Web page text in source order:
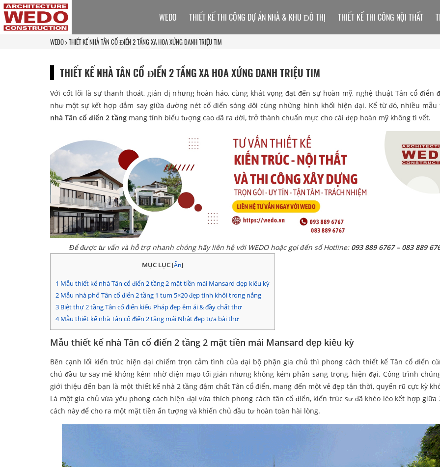
WEDO THIẾT KẾ NHÀ TÂN CỔ ĐIỂN 2 TẦNG XA HOA XỨNG DANH TRIỆU TIM
THIẾT KẾ NHÀ TÂN CỔ ĐIỂN 2 TẦNG XA HOA XỨNG DANH TRIỆU TIM
Với cốt lõi là sự thanh thoát, giản dị nhưng hoàn hảo, cùng khát vọng đạt đến sự hoàn mỹ, nghệ thuật Tân cổ điển
như một sự kết hợp đắm say giữa đường nét cổ điển sóng đôi cùng những hình khối hiện đại. Kể từ đó, nhiều mẫu
nhà Tân cổ điển 2 tầng mang tính biểu tượng cao đã ra đời, trở thành chuẩn mực cho cái đẹp hoàn mỹ không tì vết.
Để được tư vấn và hỗ trợ nhanh chóng hãy liên hệ với WEDO hoặc gọi đến số Hotline: 093 889 6767 – 083 889
MỤC LỤC [Ẩn]
1 Mẫu thiết kế nhà Tân cổ điển 2 tầng 2 mặt tiền mái Mansard dẹp kiêu kỳ
2 Mẫu nhà phố Tân cổ điển 2 tầng 1 tum 5×20 đẹp tinh khôi trong nắng
3 Biệt thự 2 tầng Tân cổ điển kiểu Pháp đẹp êm ái & đầy chất thơ
4Mẫu thiết kế nhà Tân cổ điển 2 tầng mái Nhật đẹp tựa bài thơ
Mẫu thiết kế nhà Tân cổ điển 2 tầng 2 mặt tiền mái Mansard dẹp kiêu kỳ
Bên cạnh lối kiến trúc hiện đại chiếm trọn cảm tình của đại bộ phận gia chủ thì phong cách thiết kế Tân cổ điển
chủ đầu tư say mê không kém nhờ diện mạo tối giản nhưng không kém phần sang trọng, hiện đại. Công trình
giới thiệu đến bạn là một thiết kế nhà 2 tầng đậm chất Tân cổ điển, mang đến một vẻ đẹp tân thời, quyến rũ cực kỳ
Là một gia chủ vừa yêu phong cách hiện đại vừa thích phong cách tân cổ điển, kiến trúc sư đã khéo léo kết hợp giữa
cách này để cho ra một mặt tiền ấn tượng và khiến chủ đầu tư hoàn toàn hài lòng.
WEDO THIẾT KẾ THI CÔNG DỰ ÁN NHÀ & KHU ĐÔ THỊ THIẾT KẾ THI CÔNG NỘI THẤT